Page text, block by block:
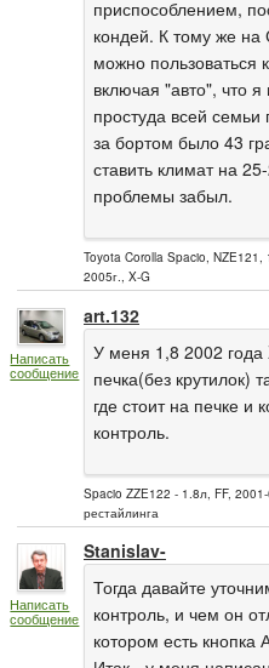
приспособлением,
кондей. К тому же
можно пользоваться
включая "авто", что я
простуда всей
за бортом было 43
ставить климат на
проблемы забыл.
Toyota Corolla Spacio, NZE121,
2005г., X-G
Написать
сообщение
art.132
У меня 1,8 2002 года
печка(без крутилок)
где стоит на печке и
контроль.
Spacio ZZE122 - 1.8л, FF,
рестайлинга
Написать
сообщение
Stanislav-
Тогда давайте
контроль, и чем он
котором есть кнопка